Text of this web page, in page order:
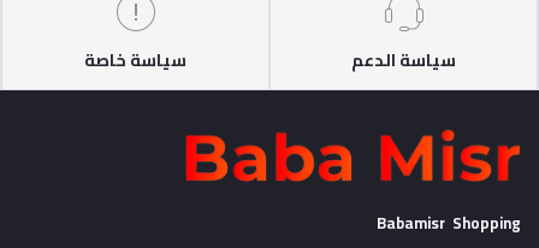
سياسة الدعم سياسة خاصة
Babamisr Shopping